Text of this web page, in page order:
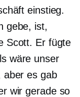
einstieg.
gebe, ist,
Scott. Er fügte
wäre unser
aber es gab
wir gerade so